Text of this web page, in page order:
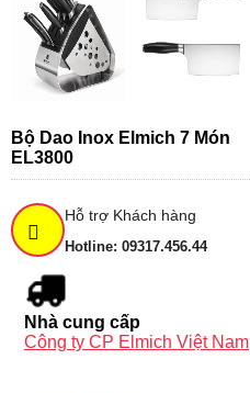
Bộ Dao Inox Elmich 7 Món
EL3800
Hỗ trợ Khách hàng
Hotline: 09317.456.44
Nhà cung cấp
Công ty CP Elmich Việt Nam